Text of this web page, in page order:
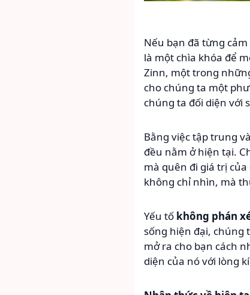
Nếu bạn đã từng
là một chìa khóa để
Zinn, một trong
cho chúng ta một
chúng ta đối diện với
Bằng việc tập trung
đều nằm ở hiện tại.
mà quên đi giá trị
không chỉ nhìn, mà
Yếu tố không phán
sống hiện đại, chúng
mở ra cho bạn cách
diện của nó với lòng